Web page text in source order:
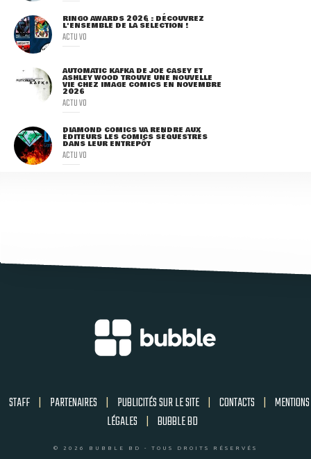
RINGO AWARDS 2026 : DÉCOUVREZ
L'ENSEMBLE DE LA SÉLECTION !
ACTU VO
AUTOMATIC KAFKA DE JOE CASEY ET
ASHLEY WOOD TROUVE UNE NOUVELLE
VIE CHEZ IMAGE COMICS EN NOVEMBRE
2026
ACTU VO
DIAMOND COMICS VA RENDRE AUX
ÉDITEURS LES COMICS SÉQUESTRÉS
DANS LEUR ENTREPÔT
ACTU VO
STAFF | PARTENAIRES | PUBLICITÉS SUR LE SITE | CONTACTS | MENTIONS
LÉGALES | BUBBLE BD
© 2026 BUBBLE BD - TOUS DROITS RÉSERVÉS